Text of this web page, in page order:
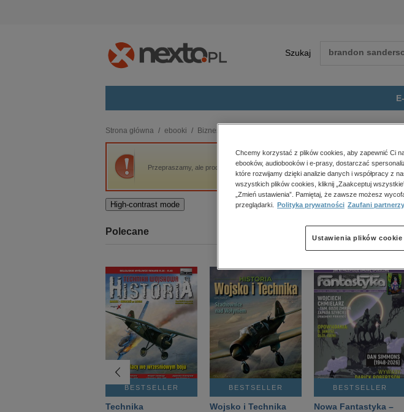
Szukaj
budownictwo, aranżacja wnętrz
biznesowe, branżowe, gospodarka
darmowe wydania
edukacja
kobiece, lifestyle, kultura
polityka, społeczno-
psychologiczne
inne
popularno-naukowe
historia
zdrowie
religie
Strona główna ebooki Biznes
Przepraszamy, ale produkt „ZUS 2018 - jak zmniejszyć koszty składek” nie jest
High-contrast mode
Polecane
BESTSELLER
Technika
BESTSELLER
Wojsko i Technika
BESTSELLER
Nowa Fantastyka –
Chcemy korzystać z plików cookies, aby zapewnić Ci
ebooków, audiobooków i e-prasy, dostarczać
które rozwijamy dzięki analizie danych i współpracy z
wszystkich plików cookies, kliknij „Zaakceptuj
„Zmień ustawienia”. Pamiętaj, że zawsze możesz
przeglądarki.
Polityka prywatności Zaufani partnerzy
Ustawienia plików cookie